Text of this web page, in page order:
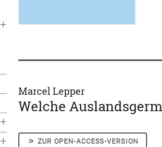
+
+
+
Marcel Lepper
Welche
ZUR OPEN-ACCESS-VERSION